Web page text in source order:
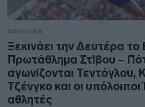
ΑΘΛΗΤΙΚΑ
Ξεκινάει την Δευτέρα
Πρωτάθλημα Στίβου –
αγωνίζονται Τεντόγλου,
Τζένγκο και οι
αθλητές